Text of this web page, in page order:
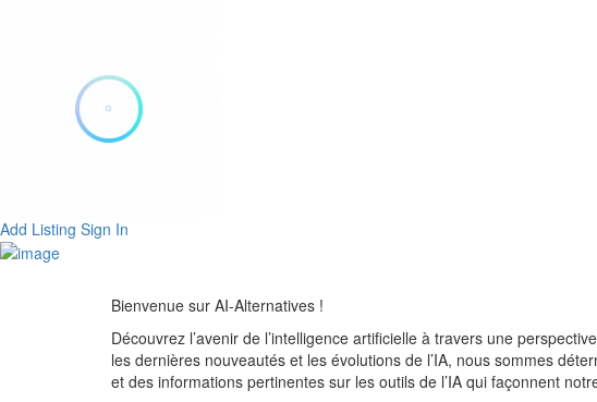
Add Listing Sign In
Bienvenue sur AI-Alternatives !
Découvrez l’avenir de l’intelligence artificielle à travers une
les dernières nouveautés et les évolutions de l’IA, nous sommes
et des informations pertinentes sur les outils de l’IA qui façonnent